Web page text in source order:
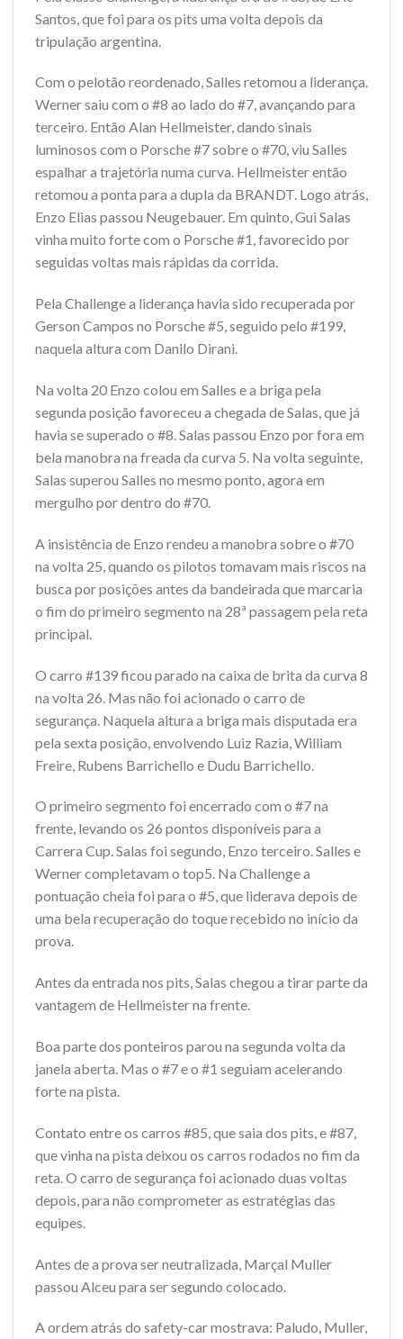
Santos, que foi para os pits uma volta depois da
tripulação argentina.
Com o pelotão reordenado, Salles retomou a liderança.
Werner saiu com o #8 ao lado do #7, avançando para
terceiro. Então Alan Hellmeister, dando sinais
luminosos com o Porsche #7 sobre o #70, viu Salles
espalhar a trajetória numa curva. Hellmeister então
retomou a ponta para a dupla da BRANDT. Logo atrás,
Enzo Elias passou Neugebauer. Em quinto, Gui Salas
vinha muito forte com o Porsche #1, favorecido por
seguidas voltas mais rápidas da corrida.
Pela Challenge a liderança havia sido recuperada por
Gerson Campos no Porsche #5, seguido pelo #199,
naquela altura com Danilo Dirani.
Na volta 20 Enzo colou em Salles e a briga pela
segunda posição favoreceu a chegada de Salas, que já
havia se superado o #8. Salas passou Enzo por fora em
bela manobra na freada da curva 5. Na volta seguinte,
Salas superou Salles no mesmo ponto, agora em
mergulho por dentro do #70.
A insistência de Enzo rendeu a manobra sobre o #70
na volta 25, quando os pilotos tomavam mais riscos na
busca por posições antes da bandeirada que marcaria
o fim do primeiro segmento na 28ª passagem pela reta
principal.
O carro #139 ficou parado na caixa de brita da curva 8
na volta 26. Mas não foi acionado o carro de
segurança. Naquela altura a briga mais disputada era
pela sexta posição, envolvendo Luiz Razia, William
Freire, Rubens Barrichello e Dudu Barrichello.
O primeiro segmento foi encerrado com o #7 na
frente, levando os 26 pontos disponíveis para a
Carrera Cup. Salas foi segundo, Enzo terceiro. Salles e
Werner completavam o top5. Na Challenge a
pontuação cheia foi para o #5, que liderava depois de
uma bela recuperação do toque recebido no início da
prova.
Antes da entrada nos pits, Salas chegou a tirar parte da
vantagem de Hellmeister na frente.
Boa parte dos ponteiros parou na segunda volta da
janela aberta. Mas o #7 e o #1 seguiam acelerando
forte na pista.
Contato entre os carros #85, que saia dos pits, e #87,
que vinha na pista deixou os carros rodados no fim da
reta. O carro de segurança foi acionado duas voltas
depois, para não comprometer as estratégias das
equipes.
Antes de a prova ser neutralizada, Marçal Muller
passou Alceu para ser segundo colocado.
A ordem atrás do safety-car mostrava: Paludo, Muller,